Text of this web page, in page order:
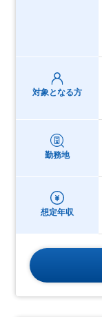
対象となる方
勤務地
想定年収